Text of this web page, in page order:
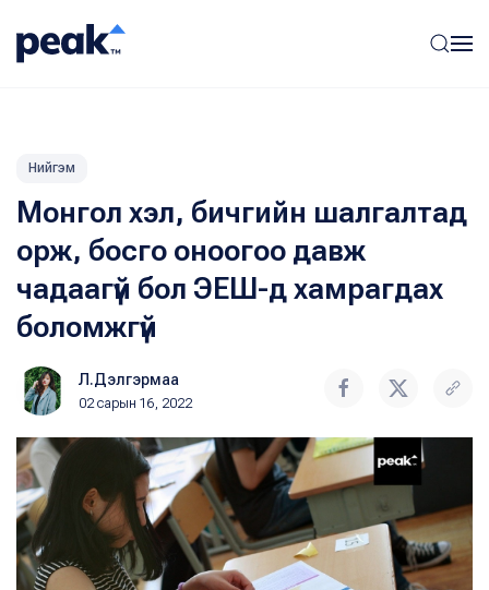
Нийгэм
Монгол хэл, бичгийн шалгалтад
орж, босго оноогоо давж
чадаагүй бол ЭЕШ-д хамрагдах
боломжгүй
Л.Дэлгэрмаа
02 сарын 16, 2022